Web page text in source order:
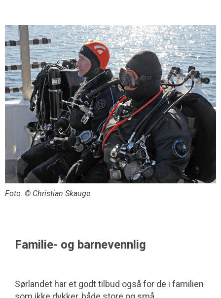
Foto: © Christian Skauge
Familie- og barnevennlig
Sørlandet har et godt tilbud også for de i familien